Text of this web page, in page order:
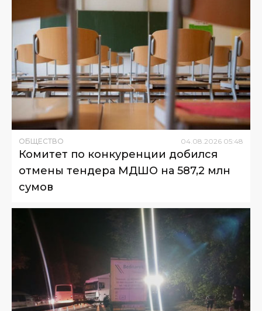
ОБЩЕСТВО 04.08.2026 05:48
Комитет по конкуренции добился
отмены тендера МДШО на 587,2 млн
сумов